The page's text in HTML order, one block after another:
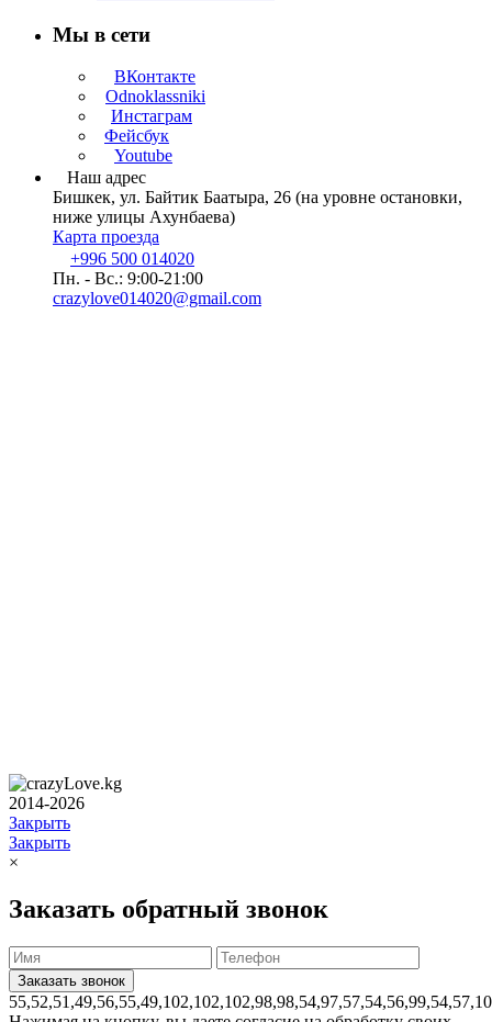
Мы в сети
ВКонтакте
Odnoklassniki
Инстаграм
Фейсбук
Youtube
Наш адрес
Бишкек, ул. Байтик Баатыра, 26 (на уровне остановки,
ниже улицы Ахунбаева)
Карта проезда
+996 500 014020
Пн. - Вс.: 9:00-21:00
crazylove014020@gmail.com
2014-2026
Закрыть
Закрыть
×
Заказать обратный звонок